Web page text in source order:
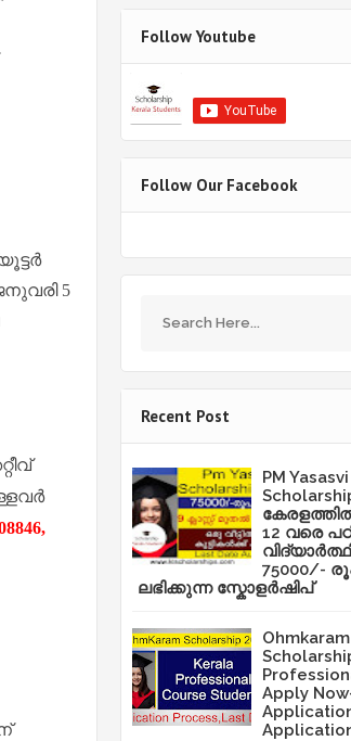
5
Follow Youtube
Follow Our Facebook
Recent Post
PM Yasasvi
12 വരെ
75000/-
ലഭിക്കുന്ന സ്കോളർഷിപ്
Ohmkaram
Apply